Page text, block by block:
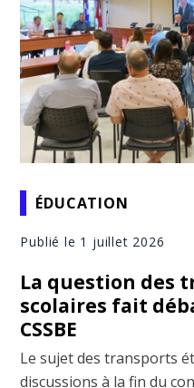
ÉDUCATION
Publié le 1 juillet 2026
La question des
scolaires fait
CSSBE
Le sujet des transports
discussions à la fin du